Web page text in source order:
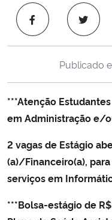
Ministério da Cidadania
Ministério da Saúde
Ministério de Minas e Energia
Ministério da Ciência,
Ministério do Turismo
Publicado
***Atenção
em Administração e/
2 vagas de Estágio
(a)/Financeiro(a),
serviços em
***Bolsa-estágio de